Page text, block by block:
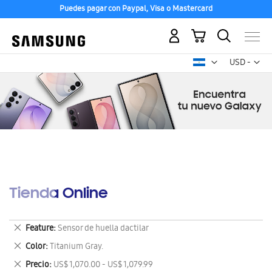
Puedes pagar con Paypal, Visa o Mastercard
USD -
dólar
Mi carrito
Tienda Online
Feature Sensor de huella dactilar
Eliminar
este
artículo
Color Titanium Gray.
Eliminar
este
Precio US$ 1,070.00 - US$ 1,079.99
Eliminar